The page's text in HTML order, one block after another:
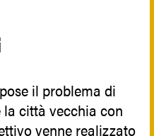
il problema di
città vecchia con
venne realizzato